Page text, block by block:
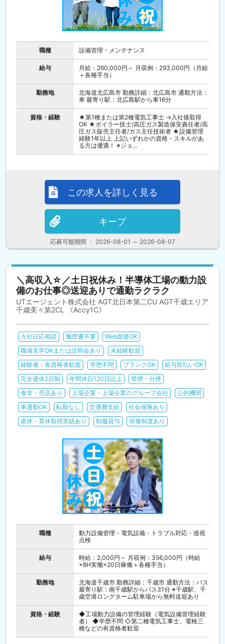
職種 設備管理・メンテナンス
給与
月給：260,000円～ 月収例：293,000円（月給
＋各種手当）
勤務地
北海道北広島市 勤務詳細：北広島市 通勤方法：
車 最寄り駅：北広島駅から車16分
資格・経験
★第1種または第2種電気工事士 →入社後取得
OK ★ボイラー技士/高圧ガス製造保安責任者/高
圧ガス販売主任者/ガス主任技術者 ★設備管理
経験1年以上 上記いずれかの資格・スキルがあ
る方は優遇！ ※ジョ...
応募可能期間 ： 2026-08-01 ～ 2026-08-07
この求人を詳しく見る
キープ
＼高収入☆／土日祝休み！半導体工場の動力設
備のお仕事◎送迎ありで通勤ラクラク
UTエージェント株式会社 AGT北日本第二CU AGT千歳エリア
千歳美々第2CL 《Accy1C》
入社日応相談 履歴書不要
Web面接OK
職場見学OKまたは説明会あり
未経験歓迎
経験者・有資格者歓迎
学歴不問 ブランクOK
給与前払いOK
完全週休2日制
年間休日120日以上
禁煙・分煙
食堂・売店あり
上場企業・上場企業のグループ会社
公的機関
車通勤OK
転勤なし 交通費支給
社会保険あり
産休・育休取得実績あり
制服貸与 研修制度あり
職種
動力設備管理・電気設備・トラブル対応・巡視
点検
給与
時給：2,000円～ 月収例：356,000円（時給
×8H実働×20日稼働＋各種手当）
勤務地
北海道千歳市 勤務詳細：千歳市 通勤方法：バス
最寄り駅：南千歳駅からバス31分 ※千歳駅、千
歳空港ロングターム駐車場から無料送迎あり
資格・経験
◆工場動力設備の管理経験（電気設備管理経験
者） ◆学歴不問 ◇第二種電気工事士、電検三
種などの有資格者歓迎